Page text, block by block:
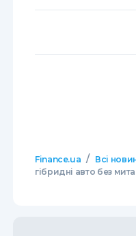
Finance.ua / Всі
гібридні авто без